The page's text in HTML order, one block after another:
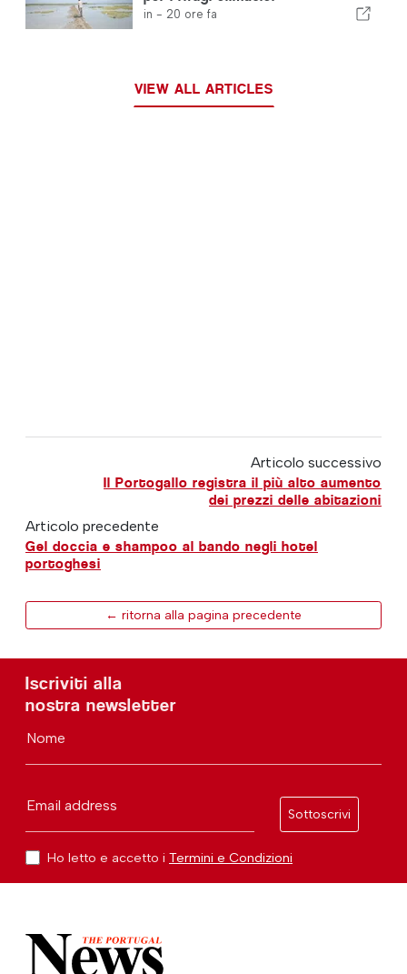
in - 20 ore fa
VIEW ALL ARTICLES
Articolo successivo
Il Portogallo registra il più alto aumento
dei prezzi delle abitazioni
Articolo precedente
Gel doccia e shampoo al bando negli hotel
portoghesi
← ritorna alla pagina precedente
Iscriviti alla
nostra newsletter
Nome
Email address
Sottoscrivi
Ho letto e accetto i Termini e Condizioni